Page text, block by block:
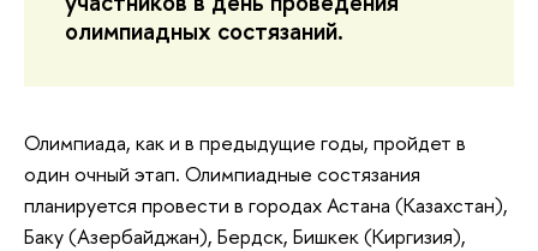
олимпиадных состязаний.
Олимпиада, как и в предыдущие годы, пройдет в
один очный этап. Олимпиадные состязания
планируется провести в городах Астана (Казахстан),
Баку (Азербайджан), Бердск, Бишкек (Киргизия),